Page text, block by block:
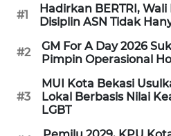
#1
Hadirkan BERTRI,
Disiplin ASN Tidak
#2
GM For A Day 2026
Pimpin Operasional
#3
MUI Kota Bekasi
Lokal Berbasis Nilai
LGBT